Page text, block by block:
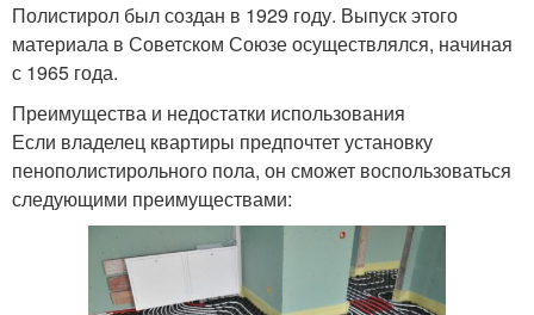
Полистирол был создан в 1929 году. Выпуск этого
материала в Советском Союзе осуществлялся, начиная
с 1965 года.
Преимущества и недостатки использования
Если владелец квартиры предпочтет установку
пенополистирольного пола, он сможет воспользоваться
следующими преимуществами: